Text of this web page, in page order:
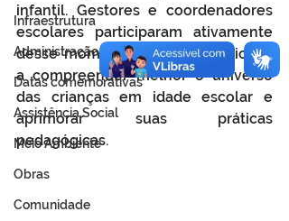
Infraestrutura
Administração
Datas comemorativas
Assistência Social
Meio Ambiente
Obras
Comunidade
infantil. Gestores e coordenadores
escolares participaram ativamente
desse momento especial, dedicado
a compreender melhor o universo
das crianças em idade escolar e
aprimorar suas práticas
pedagógicas.